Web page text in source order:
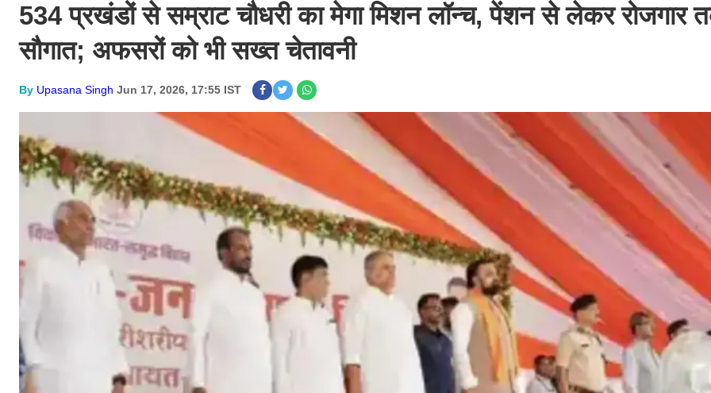
534 प्रखंडों से सम्राट चौधरी का मेगा मिशन लॉन्च, पेंशन से लेकर रोजगार
सौगात; अफसरों को भी सख्त चेतावनी
By Upasana Singh Jun 17, 2026, 17:55 IST